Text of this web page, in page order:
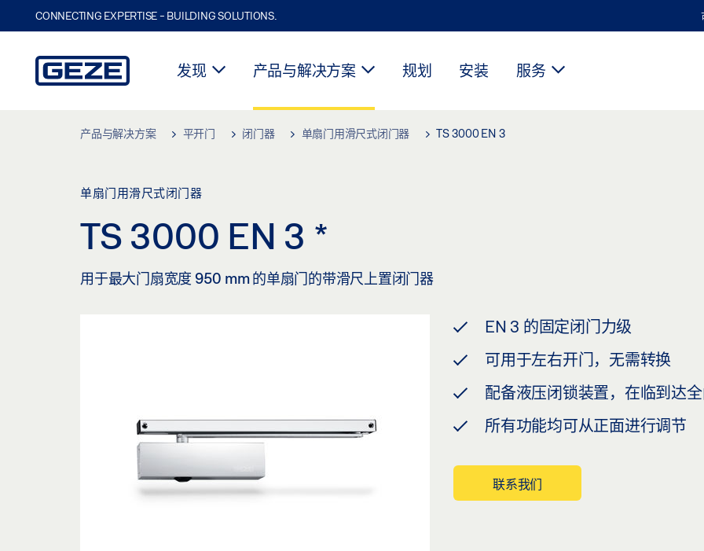
CONNECTING EXPERTISE - BUILDING SOLUTIONS.
发现 产品与解决方案 规划 安装 服务
产品与解决方案 平开门 闭门器 单扇门用滑尺式闭门器 TS 3000 EN 3
单扇门用滑尺式闭门器
TS 3000 EN 3 *
用于最大门扇宽度 950 mm 的单扇门的带滑尺上置闭门器
EN 3 的固定闭门力级
可用于左右开门，无需转换
配备液压闭锁装置，在临到达
所有功能均可从正面进行调节
联系我们